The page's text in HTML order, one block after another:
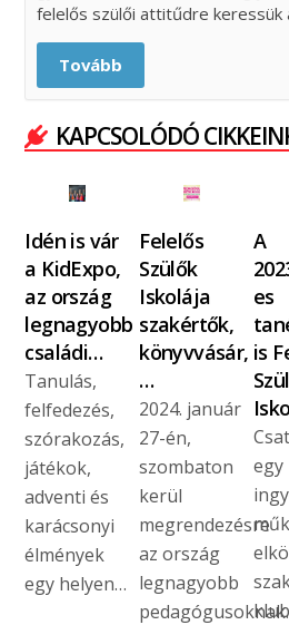
felelős szülői attitűdre keressük
Tovább
KAPCSOLÓDÓ
Idén is vár
a KidExpo,
az ország
legnagyobb
családi…
Tanulás,
felfedezés,
szórakozás,
játékok,
adventi és
karácsonyi
élmények
egy helyen…
Felelős
Szülők
Iskolája
szakértők,
könyvvásár,
…
2024. január
27-én,
szombaton
kerül
megrendezésre
az ország
legnagyobb
A
es
is
egy